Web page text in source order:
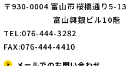
〒930-0004 富山市桜橋通り5-13
富山興銀ビル10階
TEL:076-444-3282
FAX:076-444-4410